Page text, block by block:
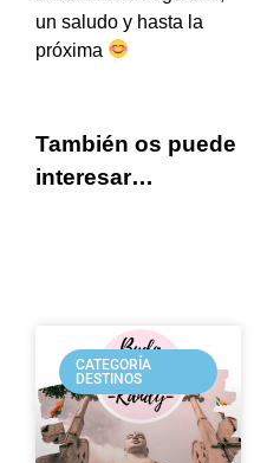
un saludo y hasta la
próxima
También os puede
interesar…
CATEGORÍA
DESTINOS